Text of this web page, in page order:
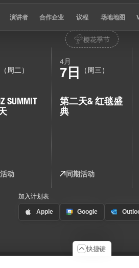
演讲者 合作企业 议程 场地地图
快捷键
樱花季节
（周二）
SUMMIT
动
4月
7日 （周三）
第二天& 红毯盛
典
同期活动
加入计划表